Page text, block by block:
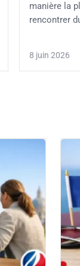
manière la
rencontrer
8 juin 2026